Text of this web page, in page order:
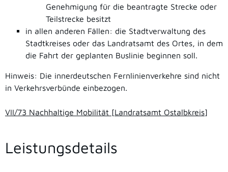
Genehmigung für die beantragte Strecke oder
Teilstrecke besitzt
in allen anderen Fällen: die Stadtverwaltung des
Stadtkreises oder das Landratsamt des Ortes, in dem
die Fahrt der geplanten Buslinie beginnen soll.
Hinweis: Die innerdeutschen Fernlinienverkehre sind nicht
in Verkehrsverbünde einbezogen.
VII/73 Nachhaltige Mobilität [Landratsamt Ostalbkreis]
Leistungsdetails